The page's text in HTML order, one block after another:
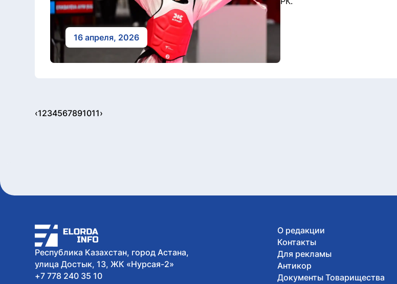
16 апреля, 2026
‹1234567891011›
Республика Казахстан, город Астана,
улица Достык, 13, ЖК «Нурсая-2»
+7 778 240 35 10
О редакции
Контакты
Для рекламы
Антикор
Документы Товарищества